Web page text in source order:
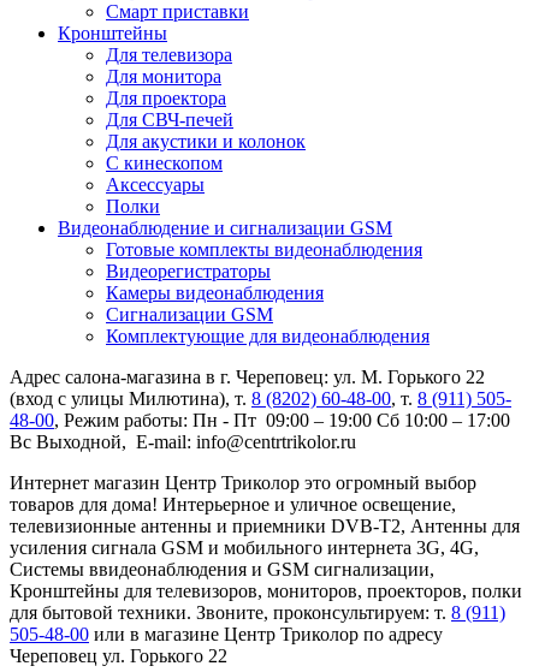
Смарт приставки
Кронштейны
Для телевизора
Для монитора
Для проектора
Для СВЧ-печей
Для акустики и колонок
С кинескопом
Аксессуары
Полки
Видеонаблюдение и сигнализации GSM
Готовые комплекты видеонаблюдения
Видеорегистраторы
Камеры видеонаблюдения
Сигнализации GSM
Комплектующие для видеонаблюдения
Адрес салона-магазина в г. Череповец: ул. М. Горького 22
(вход с улицы Милютина), т. 8 (8202) 60-48-00, т. 8 (911) 505-
48-00, Режим работы: Пн - Пт 09:00 – 19:00 Сб 10:00 – 17:00
Вс Выходной, E-mail: info@centrtrikolor.ru
Интернет магазин Центр Триколор это огромный выбор
товаров для дома! Интерьерное и уличное освещение,
телевизионные антенны и приемники DVB-T2, Антенны для
усиления сигнала GSM и мобильного интернета 3G, 4G,
Системы ввидеонаблюдения и GSM сигнализации,
Кронштейны для телевизоров, мониторов, проекторов, полки
для бытовой техники. Звоните, проконсультируем: т. 8 (911)
505-48-00 или в магазине Центр Триколор по адресу
Череповец ул. Горького 22